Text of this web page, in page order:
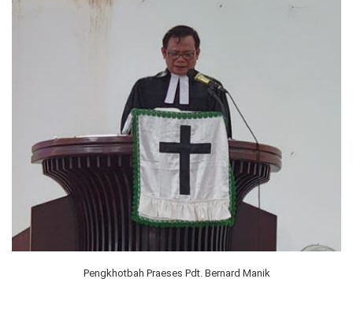
Pengkhotbah Praeses Pdt. Bernard Manik